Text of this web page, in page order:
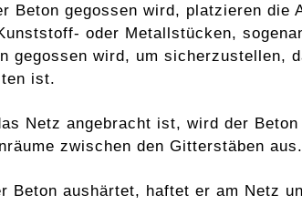
Beton gegossen wird, platzieren
oder Metallstücken,
gegossen wird, um sicherzustellen,
ist.
Netz angebracht ist, wird der
zwischen den Gitterstäben aus.
Beton aushärtet, haftet er am Netz